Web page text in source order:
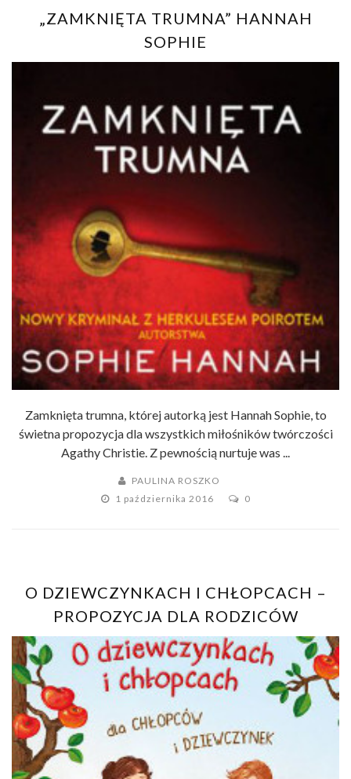
„ZAMKNIĘTA TRUMNA” HANNAH
SOPHIE
Zamknięta trumna, której autorką jest Hannah Sophie, to
świetna propozycja dla wszystkich miłośników twórczości
Agathy Christie. Z pewnością nurtuje was ...
PAULINA ROSZKO
1 października 2016
0
O DZIEWCZYNKACH I CHŁOPCACH –
PROPOZYCJA DLA RODZICÓW